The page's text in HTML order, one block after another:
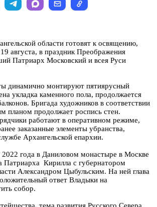
области готовят к освящению,
августа, в праздник Преображения
Патриарх Московский и всея Руси
динамично монтируют пятиярусный
укладка каменного пола, продолжается
Бригада художников в соответствии
планом продолжает роспись стен.
работают в оперативном режиме,
заказанные элементы убранства,
Архангельской епархии.
года в Даниловом монастыре в Москве
Патриарха Кирилла с губернатором
Александром Цыбульским. На ней глава
ответ Владыки на
собор.